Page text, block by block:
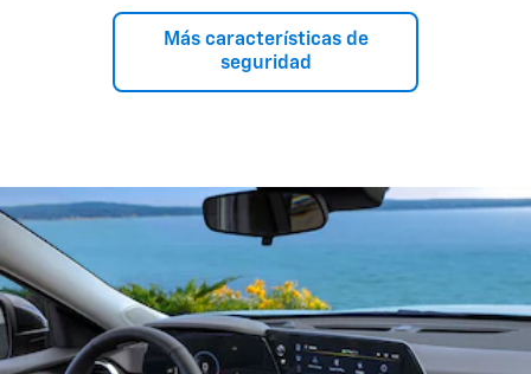
Advertencia de cambio de carril con Side Blind Zone Alert
Protección*
Tecnología Teen Driver
Más características de
seguridad